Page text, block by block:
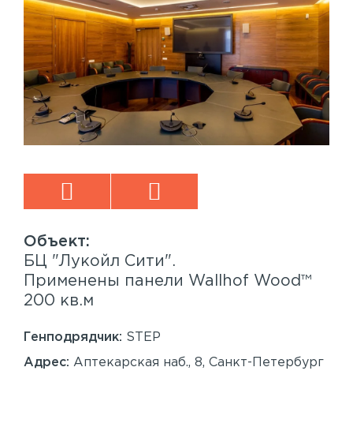
БЦ "Лукойл Сити".
Применены панели Wallhof Wood™
200 кв.м
Генподрядчик: STEP
Адрес: Аптекарская наб., 8, Санкт-Петербург